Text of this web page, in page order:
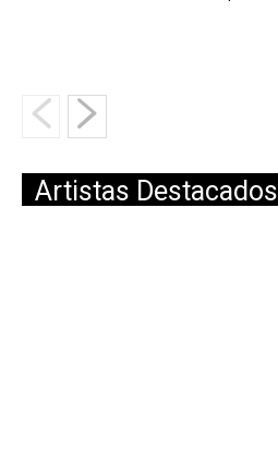
Artistas Destacados